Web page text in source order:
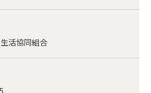
活協同組合